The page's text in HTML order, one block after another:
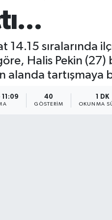
14.15 sıralarında
Halis Pekin
alanda tartışmaya
40
GÖSTERIM
1 DK
OKUNMA